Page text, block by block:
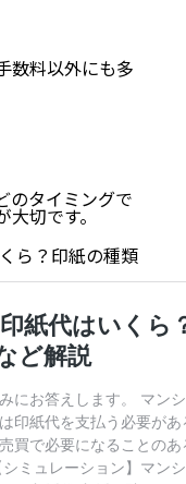
数料以外にも多
のタイミングで
切です。
ら？印紙の種類